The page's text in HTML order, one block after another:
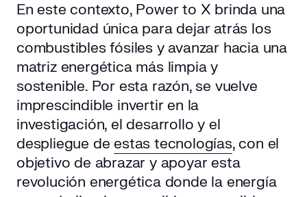
En este contexto, Power to X brinda una
oportunidad única para dejar atrás los
combustibles fósiles y avanzar hacia una
matriz energética más limpia y
sostenible. Por esta razón, se vuelve
imprescindible invertir en la
investigación, el desarrollo y el
despliegue de estas tecnologías, con el
objetivo de abrazar y apoyar esta
revolución energética donde la energía